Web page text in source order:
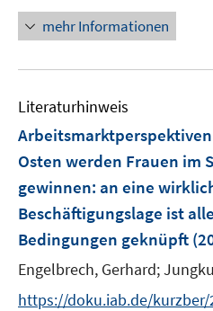
mehr Informationen
Literaturhinweis
Osten werden Frauen im
gewinnen: an eine
Beschäftigungslage ist
Bedingungen geknüpft
Engelbrech, Gerhard;
https://doku.iab.de/kurzber/